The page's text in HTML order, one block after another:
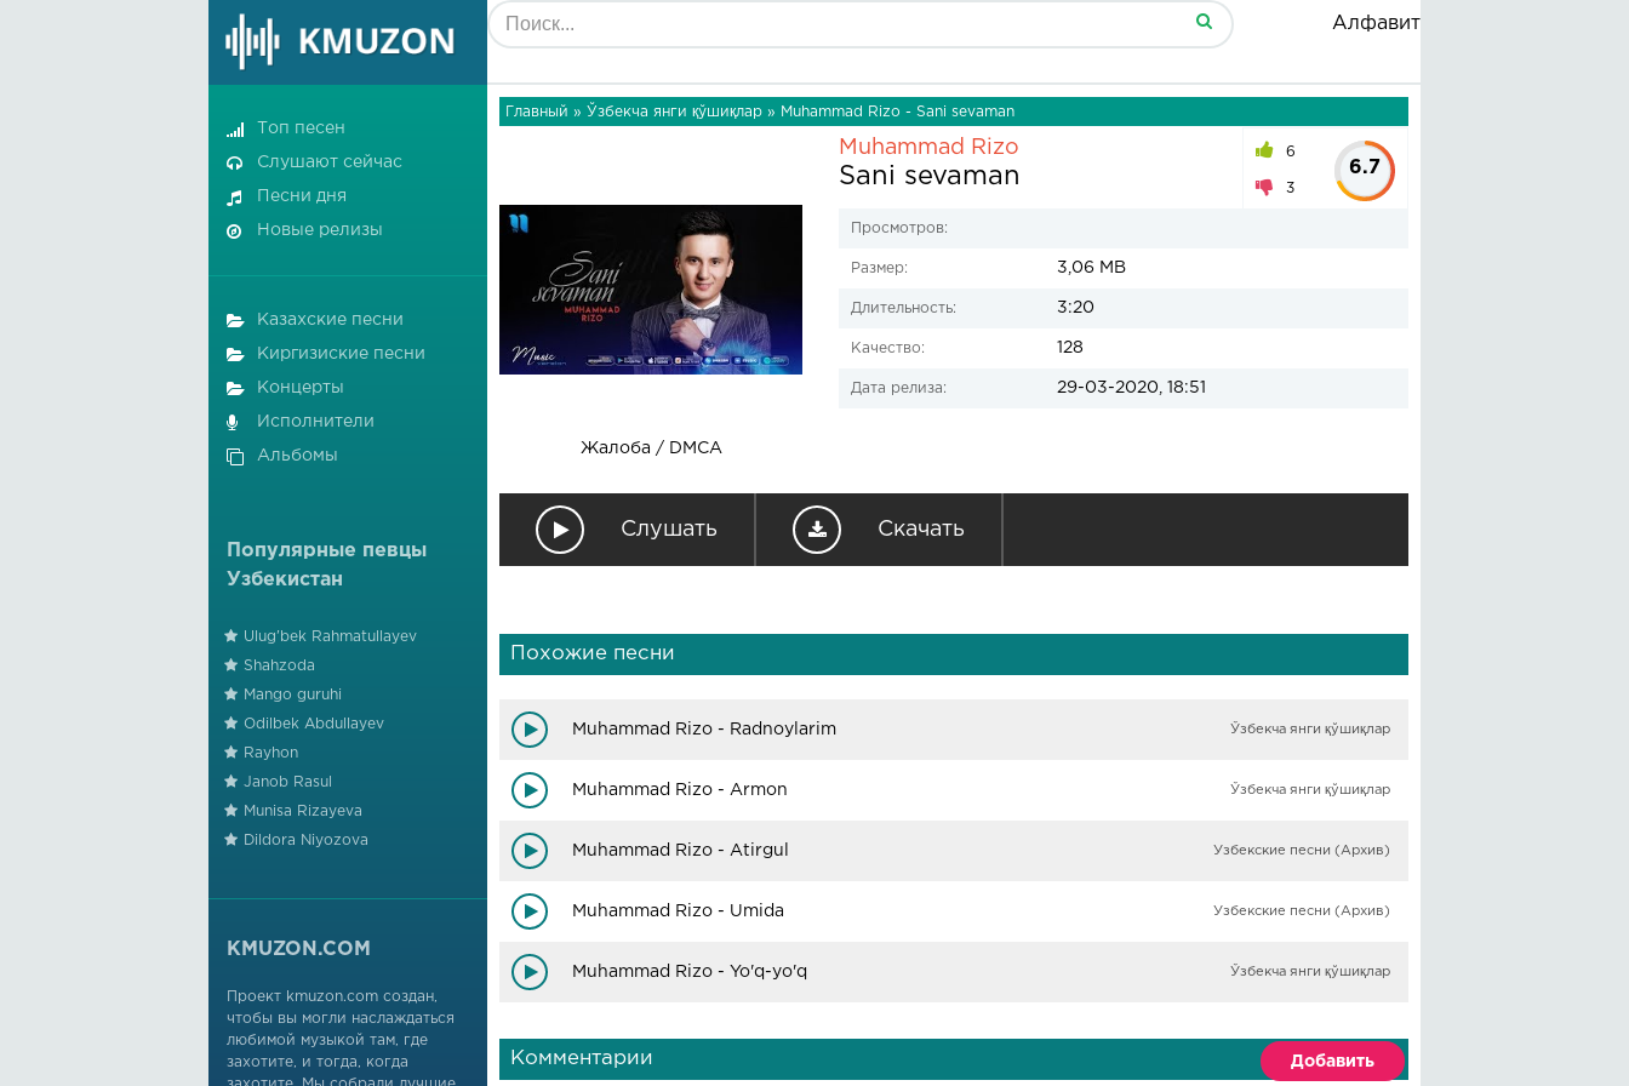
Алфавит
Главный » Ўзбекча янги қўшиқлар » Muhammad Rizo - Sani sevaman
Жалоба / DMCA
Muhammad Rizo
Sani sevaman
6
3
6.7
Просмотров:
Размер: 3,06 MB
Длительность: 3:20
Качество: 128
Дата релиза: 29-03-2020, 18:51
Слушать Скачать
Похожие песни
Muhammad Rizo - Radnoylarim Ўзбекча янги қўшиқлар
Muhammad Rizo - Armon Ўзбекча янги қўшиқлар
Muhammad Rizo - Atirgul Узбекские песни (Архив)
Muhammad Rizo - Umida Узбекские песни (Архив)
Muhammad Rizo - Yo'q-yo'q Ўзбекча янги қўшиқлар
Комментарии Добавить
Топ песен
Слушают сейчас
Песни дня
Новые релизы
Казахские песни
Киргизиские песни
Концерты
Исполнители
Альбомы
Популярные певцы
Узбекистан
Ulug'bek Rahmatullayev
Shahzoda
Mango guruhi
Odilbek Abdullayev
Rayhon
Janob Rasul
Munisa Rizayeva
Dildora Niyozova
KMUZON.COM
Проект kmuzon.com создан,
чтобы вы могли наслаждаться
любимой музыкой там, где
захотите, и тогда, когда